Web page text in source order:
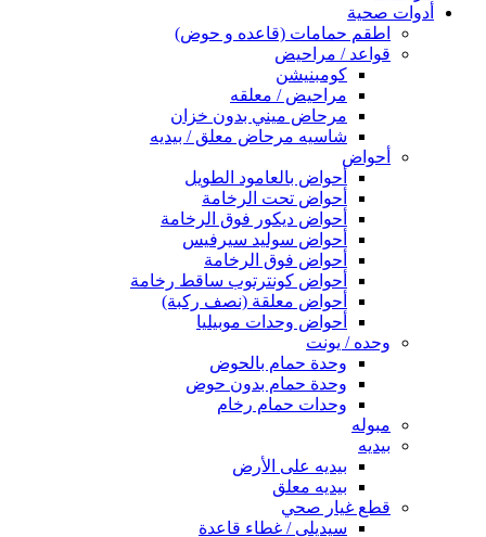
أدوات صحية
اطقم حمامات (قاعده و حوض)
قواعد / مراحيض
كومبنيشن
مراحيض / معلقه
مرحاض ميني بدون خزان
شاسيه مرحاض معلق / بيديه
أحواض
أحواض بالعامود الطويل
أحواض تحت الرخامة
أحواض ديكور فوق الرخامة
أحواض سوليد سيرفيس
أحواض فوق الرخامة
أحواض كونترتوب ساقط رخامة
أحواض معلقة (نصف ركبة)
أحواض وحدات موبيليا
وحده / يونت
وحدة حمام بالحوض
وحدة حمام بدون حوض
وحدات حمام رخام
مبوله
بيديه
بيديه على الأرض
بيديه معلق
قطع غيار صحي
سيديلى / غطاء قاعدة